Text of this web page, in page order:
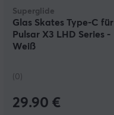
Superglide
Glas Skates Type-C für
Pulsar X3 LHD Series -
Weiß
(0)
29.90 €